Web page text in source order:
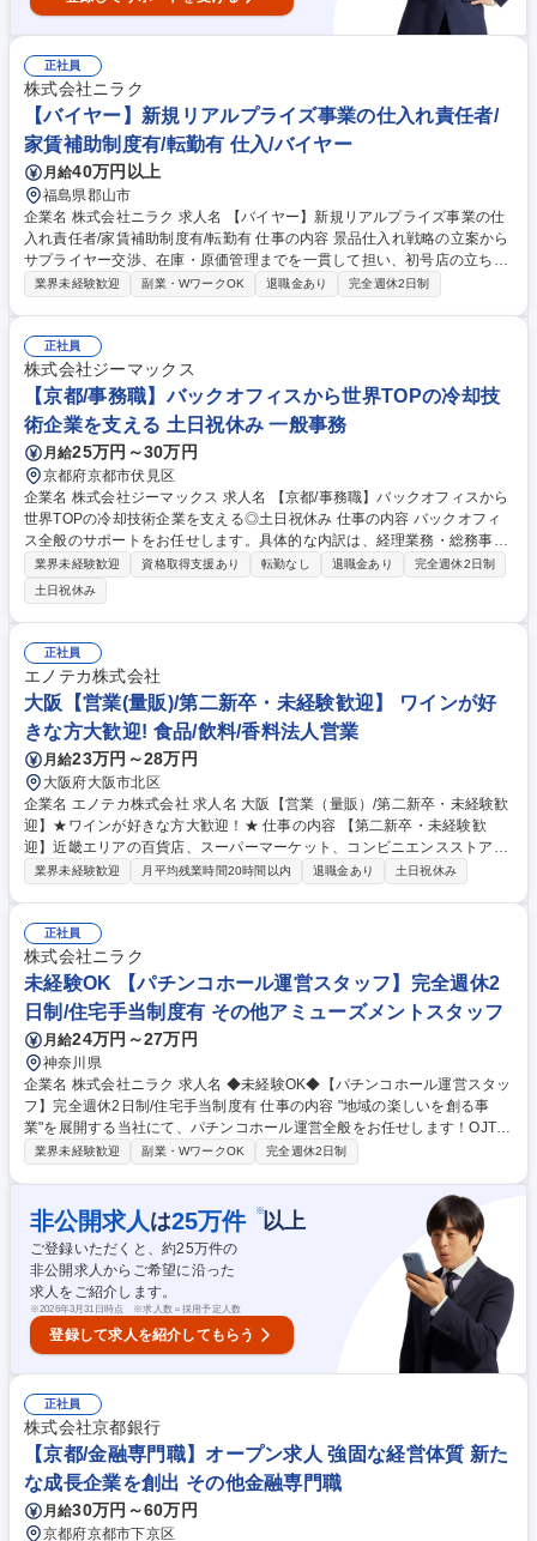
正社員
株式会社ニラク
【バイヤー】新規リアルプライズ事業の仕入れ責任者/
家賃補助制度有/転勤有 仕入/バイヤー
月給40万円以上
福島県郡山市
企業名 株式会社ニラク 求人名 【バイヤー】新規リアルプライズ事業の仕
入れ責任者/家賃補助制度有/転勤有 仕事の内容 景品仕入れ戦略の立案から
サプライヤー交渉、在庫・原価管理までを一貫して担い、初号店の立ち上
げと収益モデル構築をお任せいたします。 新規事業子会社におけるリアル
ントロール、原価・収益管理を一気通貫で担当いただきます。市場トレン
ドのリサーチや店舗・営業との連携を通じて顧客動向を把握し、景品ライ
ンナップの最適化と粗利最大化を推進。初号店の成功と仕入れモデルの標
準化をリードいただくポジションです。 募集職種 【バイヤー】新規リア
ルプライズ事業の仕入れ責任者/家賃補助制度有/転勤有
業界未経験歓迎 副業・WワークOK 退職金あり 完全週休2日制
正社員
株式会社ジーマックス
【京都/事務職】バックオフィスから世界TOPの冷却技
術企業を支える 土日祝休み 一般事務
月給25万円～30万円
京都府京都市伏見区
企業名 株式会社ジーマックス 求人名 【京都/事務職】バックオフィスから
世界TOPの冷却技術企業を支える◎土日祝休み 仕事の内容 バックオフィ
ス全般のサポートをお任せします。具体的な内訳は、経理業務・総務事
務・秘書業務がそれぞれ3分の1程度ずつとなります。実務経験は問いませ
ん。未経験でもサポートしますのでご安心ください。 【経理事務】商業簿
記レベルの仕訳入力など(税理士のサポートあり) 【総務事務】書類管理、
社内手続きなど 【秘書】社長のスケジュール管理やサポート業務全般をお
任せします。 ★魅力:複数業務にまたがって活躍できるため、バックオフ
ィスの幅広いスキルが身につく環境です。少人数のオフィスで裁量を持っ
て働けるやりがいがあります。 募集職種 【京都/事務職】バックオフィス
から世界TOPの冷却技術企業を支える◎土日祝休み
業界未経験歓迎 資格取得支援あり 転勤なし 退職金あり
完全週休2日制
土日祝休み
正社員
エノテカ株式会社
大阪【営業(量販)/第二新卒・未経験歓迎】 ワインが好
きな方大歓迎! 食品/飲料/香料法人営業
月給23万円～28万円
大阪府大阪市北区
企業名 エノテカ株式会社 求人名 大阪【営業（量販）/第二新卒・未経験歓
迎】★ワインが好きな方大歓迎！★ 仕事の内容 【第二新卒・未経験歓
迎】近畿エリアの百貨店、スーパーマーケット、コンビニエンスストア等
に対して、エノテカが輸入したワインを提案・営業する仕事です。・顧客
がるエノテカワインの提案 ・既存顧客中心の営業スタイルですが、多少の
新規開拓の営業もあります ・アサヒビールグループと同じオフィス・同じ
フロアですので、相互に情報共有が行われ協業体制が構築されています。
アサヒグループの総合力を生かして、営業活動を行うことが可能です。 募
集職種 大阪【営業（量販）/第二新卒・未経験歓迎】★ワインが好きな方
大歓迎！★
業界未経験歓迎 月平均残業時間20時間以内 退職金あり 土日祝休み
正社員
株式会社ニラク
未経験OK 【パチンコホール運営スタッフ】完全週休2
日制/住宅手当制度有 その他アミューズメントスタッフ
月給24万円～27万円
神奈川県
企業名 株式会社ニラク 求人名 ◆未経験OK◆【パチンコホール運営スタッ
フ】完全週休2日制/住宅手当制度有 仕事の内容 "地域の楽しいを創る事
業"を展開する当社にて、パチンコホール運営全般をお任せします！OJTや
研修で接客スキル身につけながら成長でき、各地域のお客様に快適な時間
す。 会員案内や台の点検・売上管理・フロア調整・スタッフ育成など、店
舗運営に関わる幅広い業務を経験できます。 入社後は現場理解のために転
勤を伴う勤務となりますが、2～3年後にはエリア勤務への切り替え相談も
可能で、実際に子育てなどを理由に変更した社員もいます。OJTや研修が
充実、未経験でも安心して就業できる環境★ 募集職種 ◆未経験OK◆【パ
チンコホール運営スタッフ】完全週休2日制/住宅手当制度有
業界未経験歓迎 副業・WワークOK 完全週休2日制
非公開求人 は25万件 ※以上
ご登録いただくと、約25万件の
非公開求人からご希望に沿った
求人をご紹介します。
※2026年3月31日時点 ※求人数＝採用予定人数
登録して求人を紹介してもらう
正社員
株式会社京都銀行
【京都/金融専門職】オープン求人 強固な経営体質 新た
な成長企業を創出 その他金融専門職
月給30万円～60万円
京都府京都市下京区